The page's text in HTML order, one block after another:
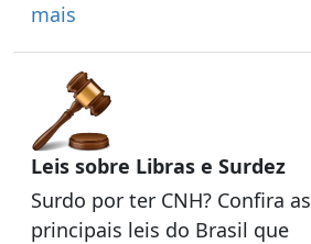
mais
Leis sobre Libras e Surdez
Surdo por ter CNH? Confira as
principais leis do Brasil que